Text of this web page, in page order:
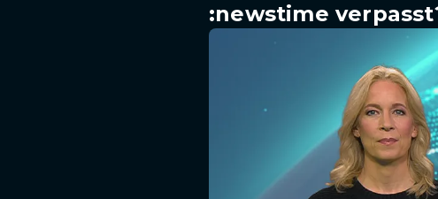
:newstime